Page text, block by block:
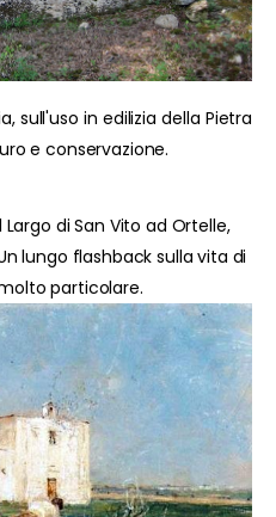
sull'uso in edilizia della Pietra
e conservazione.
di San Vito ad Ortelle,
lungo flashback sulla vita di
particolare.